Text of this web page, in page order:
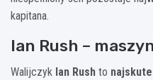
kapitana.
Ian Rush –
Walijczyk Ian Rush to